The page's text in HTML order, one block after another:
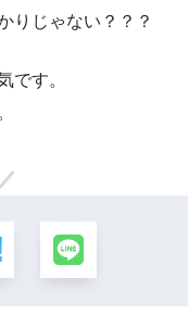
りじゃない？？？
です。